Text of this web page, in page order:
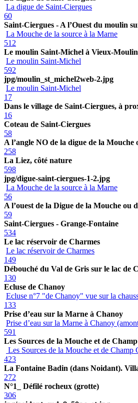
La digue de Saint-Ciergues
60
Saint-Ciergues - A l’Ouest du moulin
La Mouche de la source à la Marne
512
Le moulin Saint-Michel à Vieux-
Le moulin Saint-Michel
592
jpg/moulin_st_michel2web-2.jpg
Le moulin Saint-Michel
17
Dans le village de Saint-Ciergues, à
16
Coteau de Saint-Ciergues
58
A l’angle NO de la digue de la Mouche
258
La Liez, côté nature
598
jpg/digue-saint-ciergues-1-2.jpg
La Mouche de la source à la Marne
56
A l’ouest de la Digue de la Mouche ou
59
Saint-Ciergues - Grange-Fontaine
534
Le lac réservoir de Charmes
Le lac réservoir de Charmes
149
Débouché du Val de Gris sur le lac de
130
Ecluse de Chanoy
Ecluse n°7 "de Chanoy" vue sur la
133
Prise d’eau sur la Marne à Chanoy
Prise d’eau sur la Marne à Chanoy
591
Les Sources de la Mouche et de
Les Sources de la Mouche et de Champ
423
La Fontaine Badin (dans Noidant).
272
N°1_ Défilé rocheux (grotte)
306